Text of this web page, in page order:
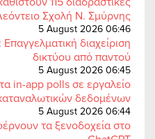
Σχολή Ν. Σμύρνης
5 August 2026 06:46
διαχείριση
δικτύου από παντού
5 August 2026 06:45
in-app polls σε εργαλείο
δεδομένων
5 August 2026 06:44
τα ξενοδοχεία στο